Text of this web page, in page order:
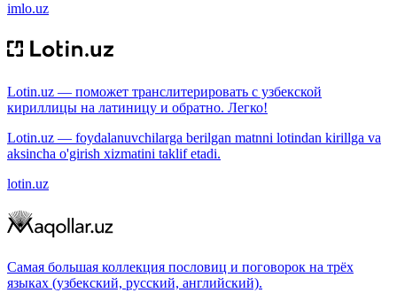
imlo.uz
Lotin.uz — поможет транслитерировать с узбекской
кириллицы на латиницу и обратно. Легко!
Lotin.uz — foydalanuvchilarga berilgan matnni lotindan kirillga va
aksincha o'girish xizmatini taklif etadi.
lotin.uz
Самая большая коллекция пословиц и поговорок на трёх
языках (узбекский, русский, английский).